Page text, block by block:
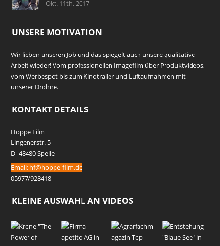
Okt. 11th, 2017
UNSERE MOTIVATION
Wir lieben unseren Job und das spiegelt auch unsere qualitative
Arbeit wieder! Vom professionellen Imagefilm über Produktvideos,
vom Werbespot bis zum Kinotrailer und Luftaufnahmen mit
unserer Drohne.
KONTAKT DETAILS
Hoppe Film
Lingenerstr. 5
D- 48480 Spelle
Email: hf@hoppe-film.de
05977/928418
KLEINE AUSWAHL AN VIDEOS